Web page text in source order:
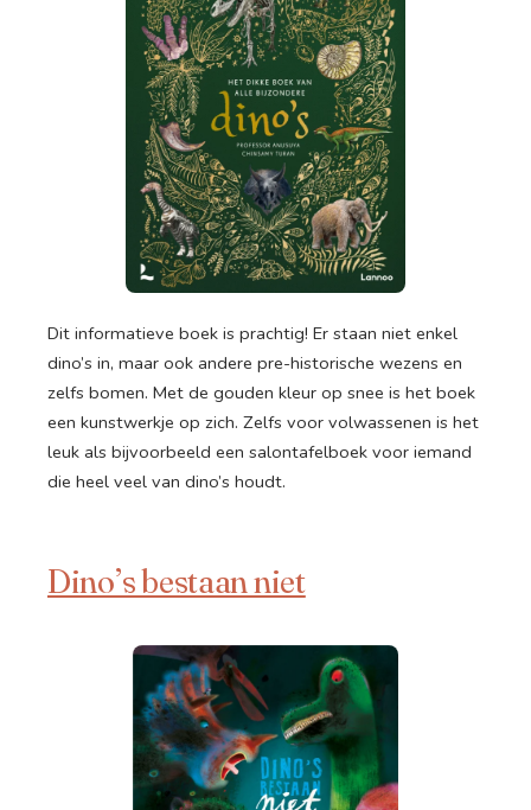
Dit informatieve boek is prachtig! Er staan niet enkel
dino’s in, maar ook andere pre-historische wezens en
zelfs bomen. Met de gouden kleur op snee is het boek
een kunstwerkje op zich. Zelfs voor volwassenen is het
leuk als bijvoorbeeld een salontafelboek voor iemand
die heel veel van dino’s houdt.
Dino’s bestaan niet